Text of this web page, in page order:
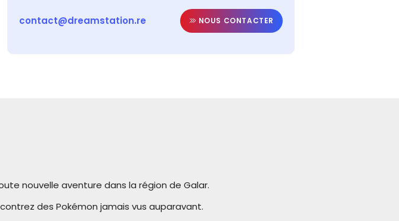
contact@dreamstation.re NOUS CONTACTER
nouvelle aventure dans la région de Galar.
des Pokémon jamais vus auparavant.